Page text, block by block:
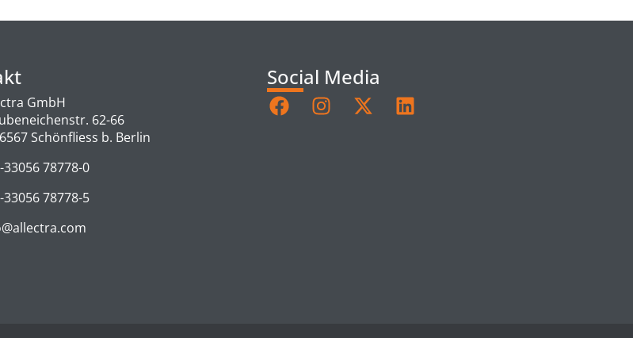
GmbH
62-66
Schönfliess b. Berlin
33056 78778-0
33056 78778-5
Social Media